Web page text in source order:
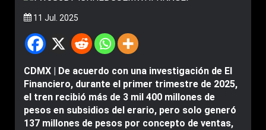
11 Jul. 2025
CDMX | De acuerdo con una investigación de El
Financiero, durante el primer trimestre de 2025,
el tren recibió más de 3 mil 400 millones de
pesos en subsidios del erario, pero solo generó
137 millones de pesos por concepto de ventas,